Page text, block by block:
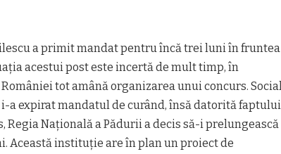
a primit mandat pentru încă trei luni în fruntea
acestui post este incertă de mult timp, în
tot amână organizarea unui concurs. Social
a expirat mandatul de curând, însă datorită faptului
Regia Naţională a Pădurii a decis să-i prelungească
Această instituţie are în plan un proiect de